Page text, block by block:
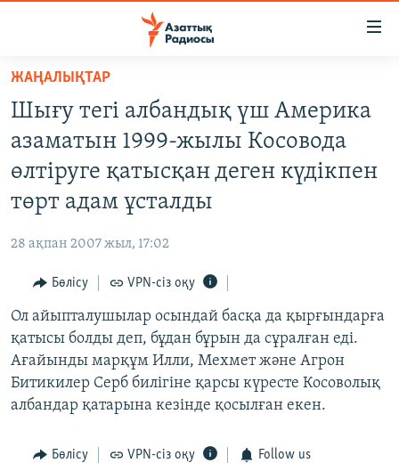
Skip
main
content
main
Skip
Search
САЯСАТ
AZATTYQTV
ӘЛЕУМЕТ
ӘЛЕМ
АРНАЙЫ ЖОБАЛАР
Русский
ЖАЗЫЛЫҢЫЗ
ЖАҢАЛЫҚТАР
Шығу тегі албандық үш Америка
азаматын 1999-жылы Косовода
өлтіруге қатысқан деген күдікпен
төрт адам ұсталды
28 ақпан 2007 жыл, 17:02
Бөлісу VPN-сіз оқу
Ол айыпталушылар осындай басқа да қырғындарға
қатысы болды деп, бұдан бұрын да сұралған еді.
Ағайынды марқұм Илли, Мехмет және Агрон
Битикилер Серб билігіне қарсы күресте Косоволық
албандар қатарына кезінде қосылған екен.
Бөлісу VPN-сіз оқу Follow us